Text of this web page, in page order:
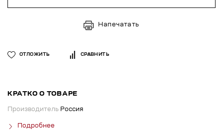
Напечатать
ОТЛОЖИТЬ СРАВНИТЬ
КРАТКО О ТОВАРЕ
Производитель Россия
Подробнее